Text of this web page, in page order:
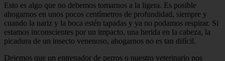
Esto es algo que no debemos tomarnos a la ligera. Es posible
ahogarnos en unos pocos centímetros de profundidad, siempre y
cuando la nariz y la boca estén tapadas y ya no podamos respirar. Si
estamos inconscientes por un impacto, una herida en la cabeza, la
picadura de un insecto venenoso, ahogarnos no es tan difícil.
Dejemos que un entrenador de perros o nuestro veterinario nos